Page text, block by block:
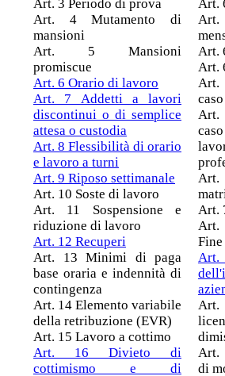
Art. 3 Periodo di prova
Art. 4 Mutamento di
mansioni
Art. 5 Mansioni
promiscue
Art. 6 Orario di lavoro
Art. 7 Addetti a lavori
discontinui o di semplice
attesa o custodia
Art. 8 Flessibilità di orario
e lavoro a turni
Art. 9 Riposo settimanale
Art. 10 Soste di lavoro
Art. 11 Sospensione e
riduzione di lavoro
Art. 12 Recuperi
Art. 13 Minimi di paga
base oraria e indennità di
contingenza
Art. 14 Elemento variabile
della retribuzione (EVR)
Art. 15 Lavoro a cottimo
Art. 16 Divieto di
cottimismo e di
Art.
Art.
Art.
Art.
Art.
di